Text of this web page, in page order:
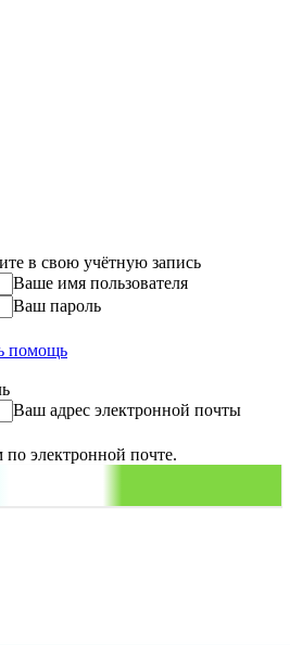
в свою учётную запись
Ваше имя пользователя
Ваш пароль
помощь
Ваш адрес электронной почты
электронной почте.